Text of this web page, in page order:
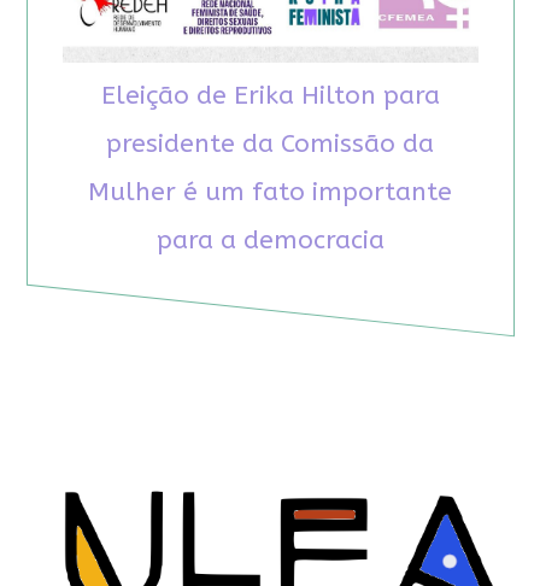
Eleição de Erika Hilton para
presidente da Comissão da
Mulher é um fato importante
para a democracia